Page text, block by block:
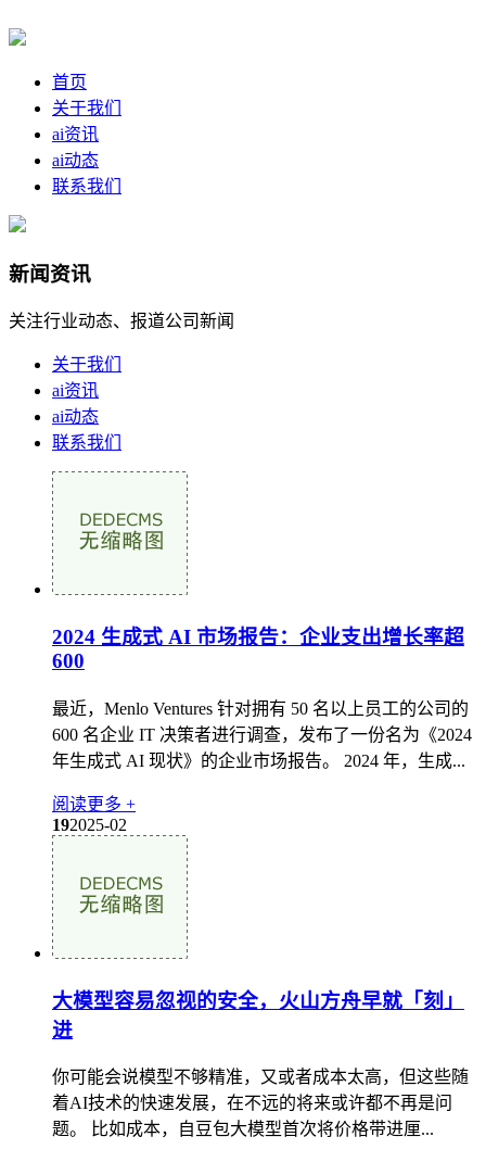
首页
关于我们
ai资讯
ai动态
联系我们
新闻资讯
关注行业动态、报道公司新闻
关于我们
ai资讯
ai动态
联系我们
2024 生成式 AI 市场报告：企业支出增长率超
600
最近，Menlo Ventures 针对拥有 50 名以上员工的公司的
600 名企业 IT 决策者进行调查，发布了一份名为《2024
年生成式 AI 现状》的企业市场报告。 2024 年，生成...
阅读更多 +
192025-02
大模型容易忽视的安全，火山方舟早就「刻」
进
你可能会说模型不够精准，又或者成本太高，但这些随
着AI技术的快速发展，在不远的将来或许都不再是问
题。 比如成本，自豆包大模型首次将价格带进厘...